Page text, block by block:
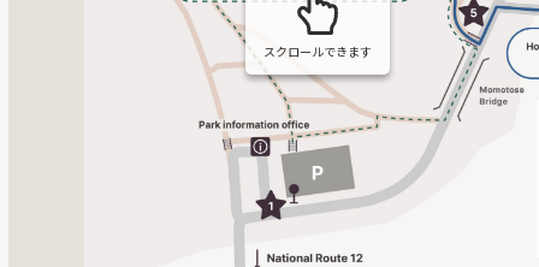
スクロールできます